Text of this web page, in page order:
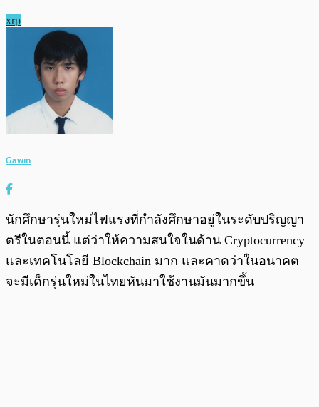
xrp
Gawin
นักศึกษารุ่นใหม่ไฟแรงที่กำลังศึกษาอยู่ในระดับปริญญา
ตรีในตอนนี้ แต่ว่าให้ความสนใจในด้าน Cryptocurrency
และเทคโนโลยี Blockchain มาก และคาดว่าในอนาคต
จะมีเด็กรุ่นใหม่ในไทยหันมาใช้งานมันมากขึ้น